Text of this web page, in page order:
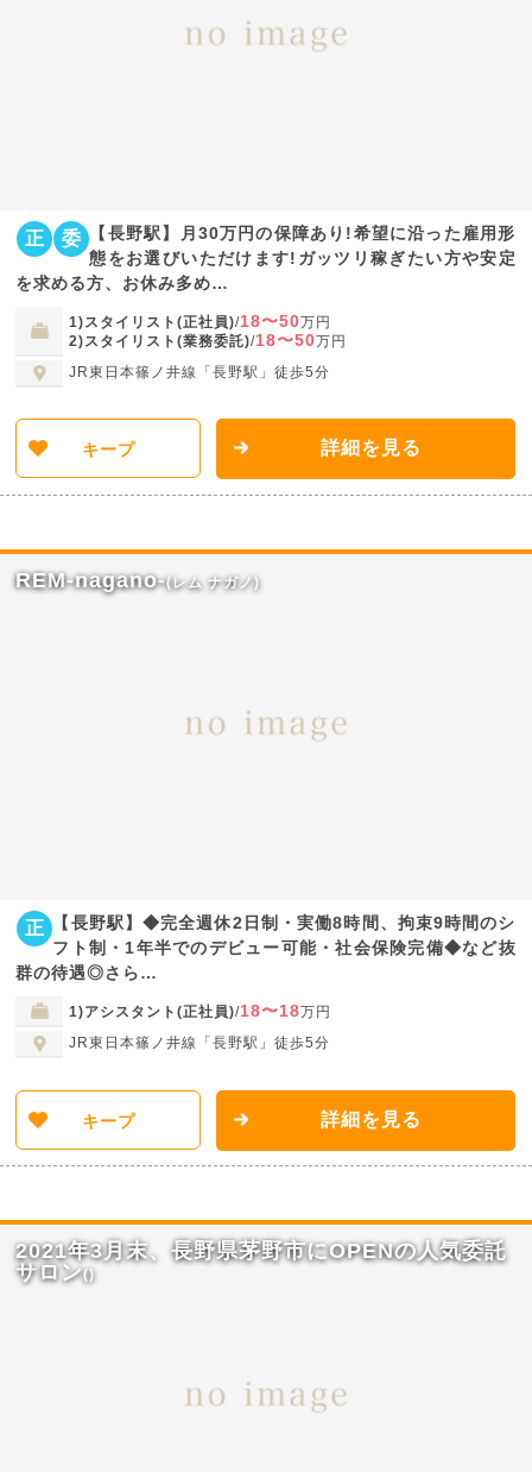
正 委
【長野駅】月30万円の保障あり!希望に沿った雇用形
態をお選びいただけます!ガッツリ稼ぎたい方や安定
を求める方、お休み多め…
1)スタイリスト(正社員)/18〜50万円
2)スタイリスト(業務委託)/18〜50万円
JR東日本篠ノ井線「長野駅」徒歩5分
キープ 詳細を見る
REM-nagano-(レム ナガノ)
正
【長野駅】◆完全週休2日制・実働8時間、拘束9時間のシ
フト制・1年半でのデビュー可能・社会保険完備◆など抜
群の待遇◎さら…
1)アシスタント(正社員)/18〜18万円
JR東日本篠ノ井線「長野駅」徒歩5分
キープ 詳細を見る
2021年3月末、長野県茅野市にOPENの人気委託
サロン()